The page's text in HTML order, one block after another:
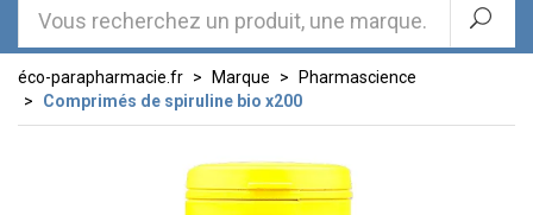
éco-parapharmacie.fr Marque
Pharmascience
Comprimés de spiruline bio x200